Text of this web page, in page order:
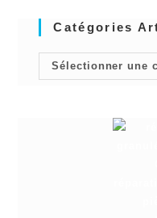
Catégories
Sélectionner une